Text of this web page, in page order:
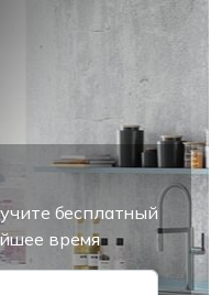
бесплатный
время